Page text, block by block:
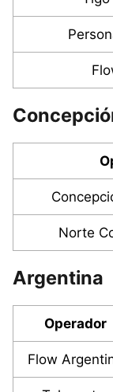
Norte
Argentina
Operador
Flow